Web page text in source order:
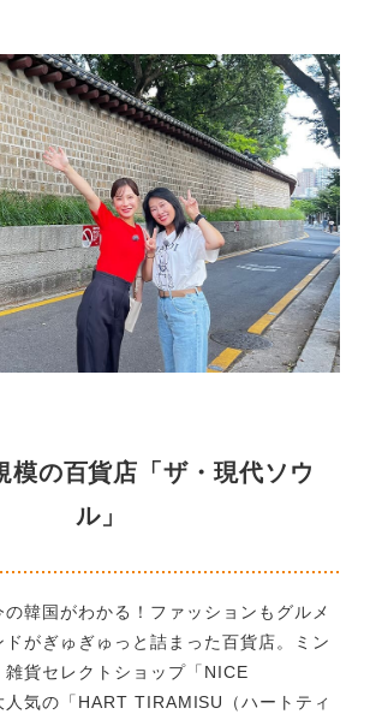
模の百貨店「ザ・現代ソウ
ル」
の韓国がわかる！ファッションもグルメ
ドがぎゅぎゅっと詰まった百貨店。ミン
雑貨セレクトショップ「NICE
気の「HART TIRAMISU（ハートティ